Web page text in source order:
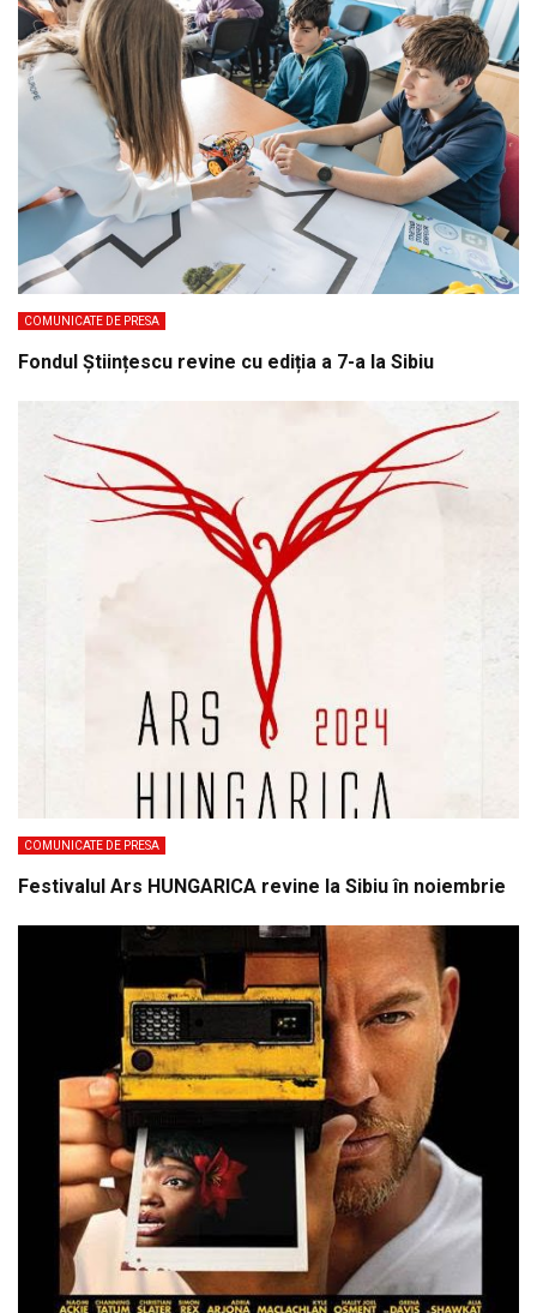
COMUNICATE DE PRESA
Fondul Științescu revine cu ediția a 7-a la Sibiu
COMUNICATE DE PRESA
Festivalul Ars HUNGARICA revine la Sibiu în noiembrie